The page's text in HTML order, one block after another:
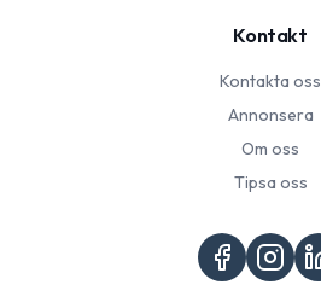
Kontakt
Kontakta oss
Annonsera
Om oss
Tipsa oss